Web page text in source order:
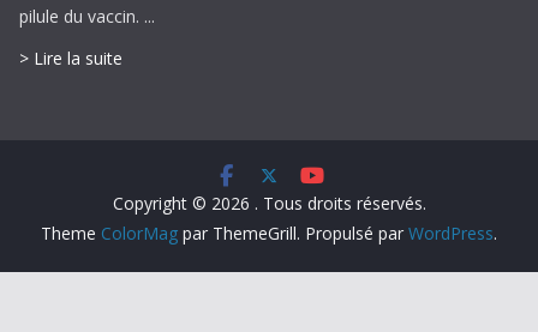
pilule du vaccin. ...
> Lire la suite
Copyright © 2026 . Tous droits réservés.
Theme ColorMag par ThemeGrill. Propulsé par WordPress.